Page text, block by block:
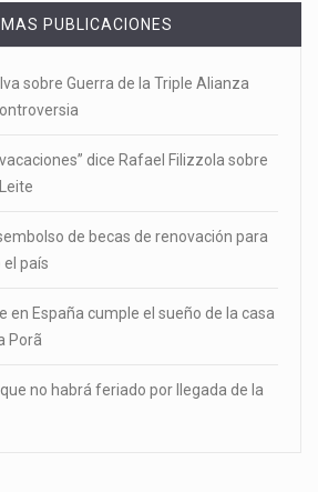
PUBLICACIONES
sobre Guerra de la Triple Alianza
dice Rafael Filizzola sobre
de becas de renovación para
país
en España cumple el sueño de la casa
Porã
no habrá feriado por llegada de la